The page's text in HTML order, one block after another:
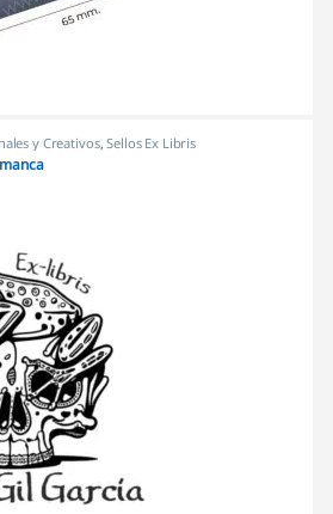
y Creativos,Sellos Ex Libris